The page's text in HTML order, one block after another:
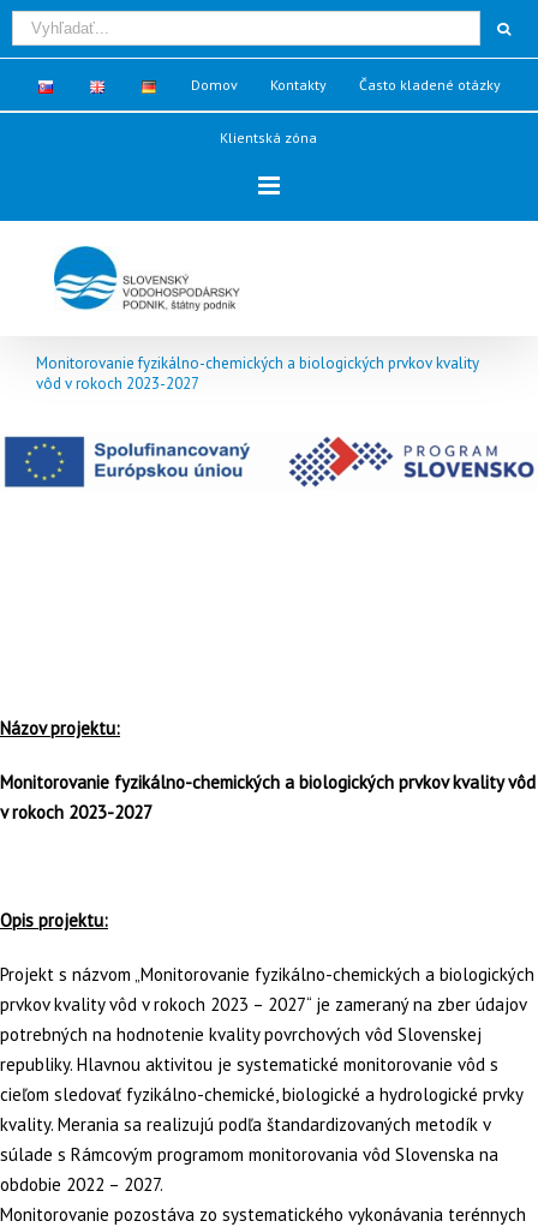
Domov Kontakty Často kladené otázky
Klientská zóna
Monitorovanie fyzikálno-chemických a biologických prvkov kvality
vôd v rokoch 2023-2027
Názov projektu:
Monitorovanie fyzikálno-chemických a biologických prvkov kvality vôd
v rokoch 2023-2027
Opis projektu:
Projekt s názvom „Monitorovanie fyzikálno-chemických a biologických
prvkov kvality vôd v rokoch 2023 – 2027“ je zameraný na zber údajov
potrebných na hodnotenie kvality povrchových vôd Slovenskej
republiky. Hlavnou aktivitou je systematické monitorovanie vôd s
cieľom sledovať fyzikálno-chemické, biologické a hydrologické prvky
kvality. Merania sa realizujú podľa štandardizovaných metodík v
súlade s Rámcovým programom monitorovania vôd Slovenska na
obdobie 2022 – 2027.
Monitorovanie pozostáva zo systematického vykonávania terénnych